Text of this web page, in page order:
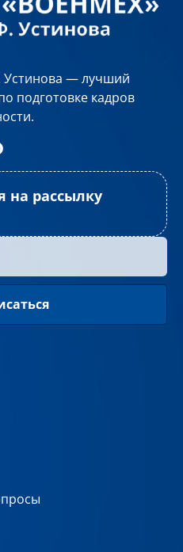
— лучший
подготовке кадров
на рассылку